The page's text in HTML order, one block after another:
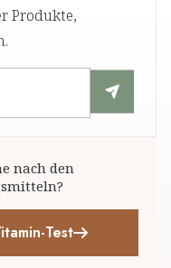
Produkte,
nach den
Test